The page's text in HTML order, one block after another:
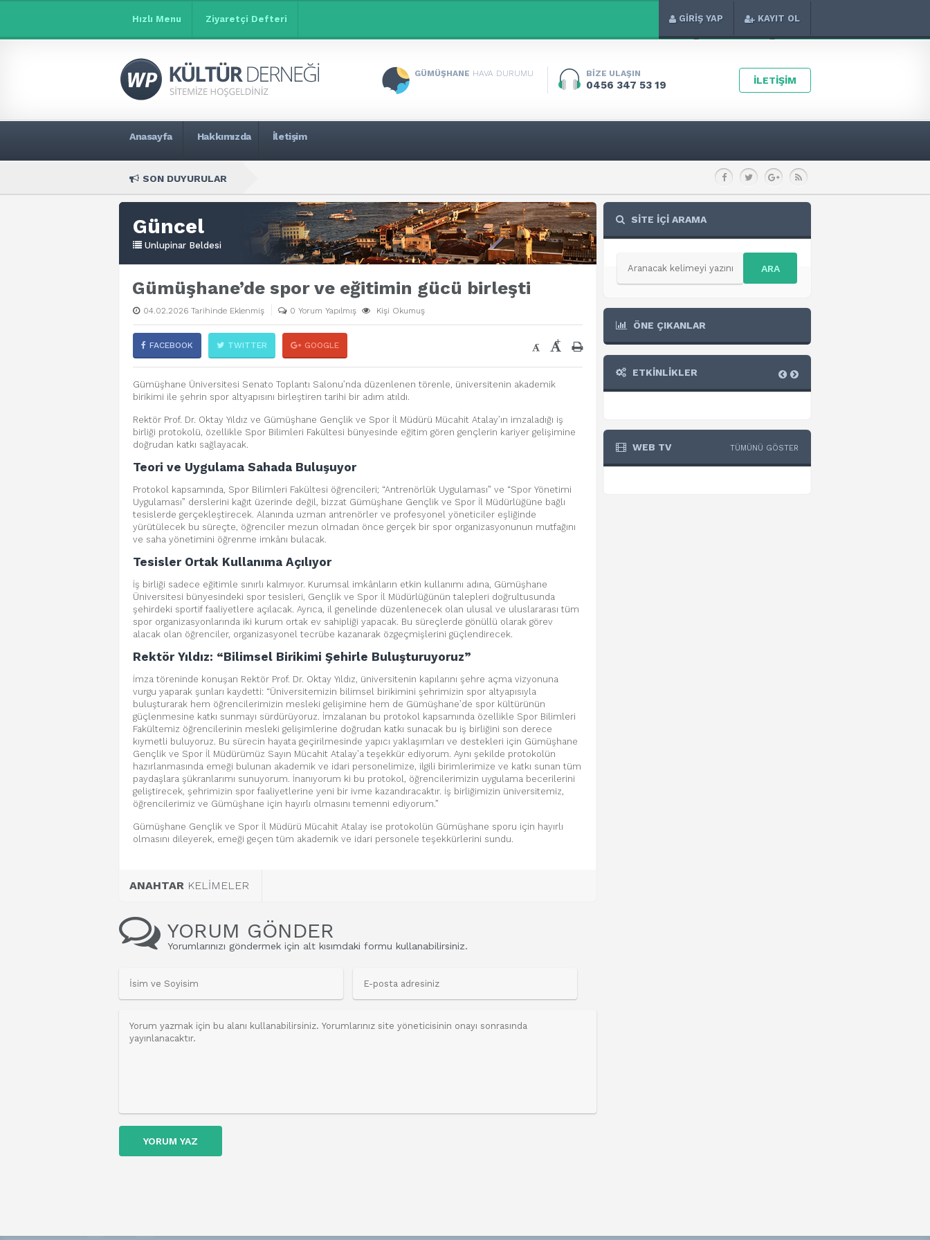
Hızlı Menu Ziyaretçi Defteri GİRİŞ YAP KAYIT OL
GÜMÜŞHANE HAVA DURUMU BİZE ULAŞIN
0456 347 53 19 İLETİŞİM
Anasayfa Hakkımızda İletişim
SON DUYURULAR
Güncel
Unlupinar Beldesi
Gümüşhane’de spor ve eğitimin gücü birleşti
04.02.2026 Tarihinde Eklenmiş 0 Yorum Yapılmış Kişi Okumuş
FACEBOOK TWITTER GOOGLE - +
Gümüşhane Üniversitesi Senato Toplantı Salonu’nda düzenlenen törenle, üniversitenin akademik
birikimi ile şehrin spor altyapısını birleştiren tarihi bir adım atıldı.
Rektör Prof. Dr. Oktay Yıldız ve Gümüşhane Gençlik ve Spor İl Müdürü Mücahit Atalay’ın imzaladığı iş
birliği protokolü, özellikle Spor Bilimleri Fakültesi bünyesinde eğitim gören gençlerin kariyer gelişimine
doğrudan katkı sağlayacak.
Teori ve Uygulama Sahada Buluşuyor
Protokol kapsamında, Spor Bilimleri Fakültesi öğrencileri; “Antrenörlük Uygulaması” ve “Spor Yönetimi
Uygulaması” derslerini kağıt üzerinde değil, bizzat Gümüşhane Gençlik ve Spor İl Müdürlüğüne bağlı
tesislerde gerçekleştirecek. Alanında uzman antrenörler ve profesyonel yöneticiler eşliğinde
yürütülecek bu süreçte, öğrenciler mezun olmadan önce gerçek bir spor organizasyonunun mutfağını
ve saha yönetimini öğrenme imkânı bulacak.
Tesisler Ortak Kullanıma Açılıyor
İş birliği sadece eğitimle sınırlı kalmıyor. Kurumsal imkânların etkin kullanımı adına, Gümüşhane
Üniversitesi bünyesindeki spor tesisleri, Gençlik ve Spor İl Müdürlüğünün talepleri doğrultusunda
şehirdeki sportif faaliyetlere açılacak. Ayrıca, il genelinde düzenlenecek olan ulusal ve uluslararası tüm
spor organizasyonlarında iki kurum ortak ev sahipliği yapacak. Bu süreçlerde gönüllü olarak görev
alacak olan öğrenciler, organizasyonel tecrübe kazanarak özgeçmişlerini güçlendirecek.
Rektör Yıldız: “Bilimsel Birikimi Şehirle Buluşturuyoruz”
İmza töreninde konuşan Rektör Prof. Dr. Oktay Yıldız, üniversitenin kapılarını şehre açma vizyonuna
vurgu yaparak şunları kaydetti: “Üniversitemizin bilimsel birikimini şehrimizin spor altyapısıyla
buluşturarak hem öğrencilerimizin mesleki gelişimine hem de Gümüşhane’de spor kültürünün
güçlenmesine katkı sunmayı sürdürüyoruz. İmzalanan bu protokol kapsamında özellikle Spor Bilimleri
Fakültemiz öğrencilerinin mesleki gelişimlerine doğrudan katkı sunacak bu iş birliğini son derece
kıymetli buluyoruz. Bu sürecin hayata geçirilmesinde yapıcı yaklaşımları ve destekleri için Gümüşhane
Gençlik ve Spor İl Müdürümüz Sayın Mücahit Atalay’a teşekkür ediyorum. Aynı şekilde protokolün
hazırlanmasında emeği bulunan akademik ve idari personelimize, ilgili birimlerimize ve katkı sunan tüm
paydaşlara şükranlarımı sunuyorum. İnanıyorum ki bu protokol, öğrencilerimizin uygulama becerilerini
geliştirecek, şehrimizin spor faaliyetlerine yeni bir ivme kazandıracaktır. İş birliğimizin üniversitemiz,
öğrencilerimiz ve Gümüşhane için hayırlı olmasını temenni ediyorum.”
Gümüşhane Gençlik ve Spor İl Müdürü Mücahit Atalay ise protokolün Gümüşhane sporu için hayırlı
olmasını dileyerek, emeği geçen tüm akademik ve idari personele teşekkürlerini sundu.
ANAHTAR KELİMELER
YORUM GÖNDER
Yorumlarınızı göndermek için alt kısımdaki formu kullanabilirsiniz.
YORUM YAZ
SİTE İÇİ ARAMA
ARA
ÖNE ÇIKANLAR
ETKİNLİKLER
WEB TV TÜMÜNÜ GÖSTER